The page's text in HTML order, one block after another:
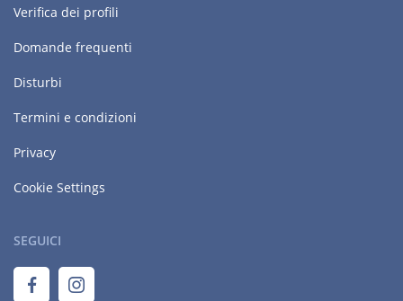
Verifica dei profili
Domande frequenti
Disturbi
Termini e condizioni
Privacy
Cookie Settings
SEGUICI